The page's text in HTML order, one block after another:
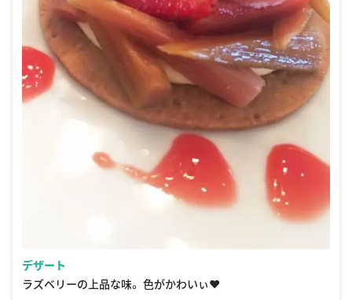
デザート
ラズベリーの上品な味。 色がかわいぃ❤️